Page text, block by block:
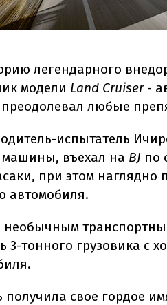
легендарного
модели Land Cruiser-
преодолевал любые
испытатель
въехал на BJ по
при этом наглядно
автомобиля.
необычным
тонного грузовика с
получила свое гордое